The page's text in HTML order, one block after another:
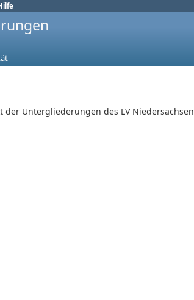
der Untergliederungen des LV Niedersachsen